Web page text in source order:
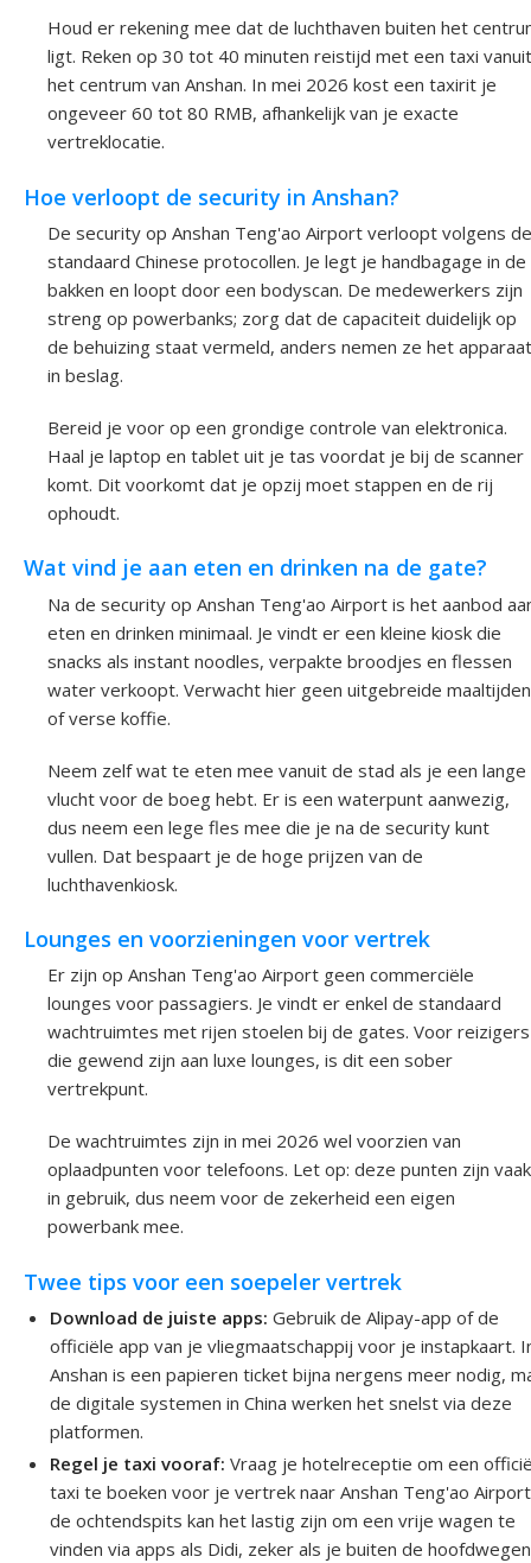
Houd er rekening mee dat de luchthaven buiten het
ligt. Reken op 30 tot 40 minuten reistijd met een taxi vanuit
het centrum van Anshan. In mei 2026 kost een taxirit je
ongeveer 60 tot 80 RMB, afhankelijk van je exacte
vertreklocatie.
Hoe verloopt de security in Anshan?
De security op Anshan Teng'ao Airport verloopt volgens de
standaard Chinese protocollen. Je legt je handbagage in de
bakken en loopt door een bodyscan. De medewerkers zijn
streng op powerbanks; zorg dat de capaciteit duidelijk op
de behuizing staat vermeld, anders nemen ze het apparaat
in beslag.
Bereid je voor op een grondige controle van elektronica.
Haal je laptop en tablet uit je tas voordat je bij de scanner
komt. Dit voorkomt dat je opzij moet stappen en de rij
ophoudt.
Wat vind je aan eten en drinken na de gate?
Na de security op Anshan Teng'ao Airport is het aanbod
eten en drinken minimaal. Je vindt er een kleine kiosk die
snacks als instant noodles, verpakte broodjes en flessen
water verkoopt. Verwacht hier geen uitgebreide maaltijden
of verse koffie.
Neem zelf wat te eten mee vanuit de stad als je een lange
vlucht voor de boeg hebt. Er is een waterpunt aanwezig,
dus neem een lege fles mee die je na de security kunt
vullen. Dat bespaart je de hoge prijzen van de
luchthavenkiosk.
Lounges en voorzieningen voor vertrek
Er zijn op Anshan Teng'ao Airport geen commerciële
lounges voor passagiers. Je vindt er enkel de standaard
wachtruimtes met rijen stoelen bij de gates. Voor reizigers
die gewend zijn aan luxe lounges, is dit een sober
vertrekpunt.
De wachtruimtes zijn in mei 2026 wel voorzien van
oplaadpunten voor telefoons. Let op: deze punten zijn vaak
in gebruik, dus neem voor de zekerheid een eigen
powerbank mee.
Twee tips voor een soepeler vertrek
Download de juiste apps: Gebruik de Alipay-app of de
officiële app van je vliegmaatschappij voor je instapkaart.
Anshan is een papieren ticket bijna nergens meer nodig,
de digitale systemen in China werken het snelst via deze
platformen.
Regel je taxi vooraf: Vraag je hotelreceptie om een
taxi te boeken voor je vertrek naar Anshan Teng'ao
de ochtendspits kan het lastig zijn om een vrije wagen te
vinden via apps als Didi, zeker als je buiten de hoofdwegen